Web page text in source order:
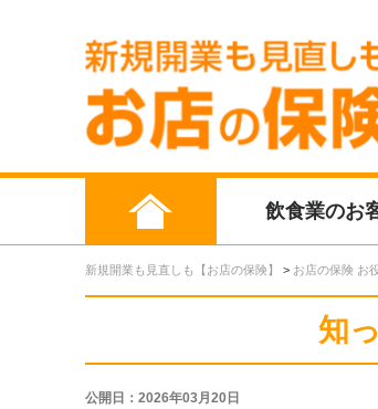
飲食業のお
新規開業も見直しも【お店の保険】 > お店の保険 お
知
公開日：2026年03月20日